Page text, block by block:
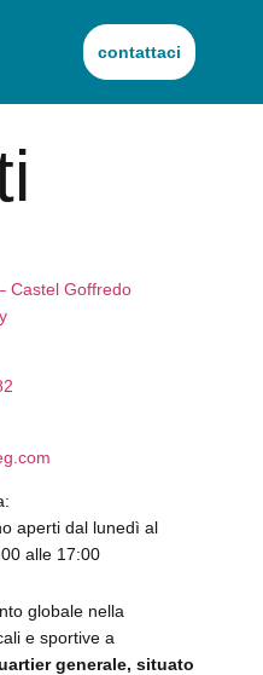
contattaci
Castel Goffredo
aperti dal lunedì al
alle 17:00
globale nella
e sportive a
generale, situato